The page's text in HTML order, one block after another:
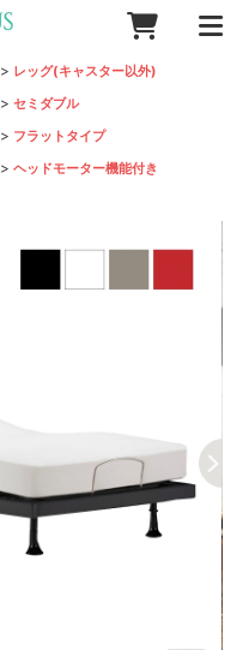
> レッグ(キャスター以外)
>セミダブル
> フラットタイプ
>ヘッドモーター機能付き